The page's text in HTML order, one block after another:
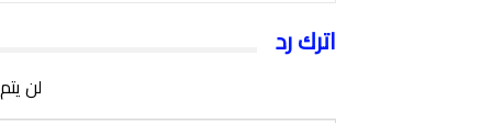
اترك رد
لن